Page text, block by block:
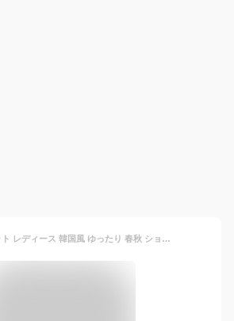
デニムジャケット レディース 韓国風 ゆったり 春秋 ショート丈 Gジャン ブラウス トップス 長袖 無地 ワンウォッシュ デニム 綿混紡